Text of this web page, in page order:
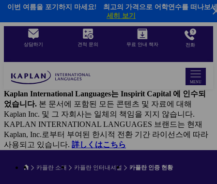
Skip
main
상담하기 견적 문의 무료 안내 책자 전화
MENU
Kaplan International Languages는 Inspirit Capital 에 인수되
었습니다. 본 문서에 포함된 모든 콘텐츠 및 자료에 대해
Kaplan Inc. 및 그 자회사는 일체의 책임을 지지 않습니다.
KAPLAN INTERNATIONAL LANGUAGES 브랜드는 현재
Kaplan, Inc.로부터 부여된 한시적 전환 기간 라이선스에 따라
사용되고 있습니다. 詳しくはこちら
이번 여름을 포기하지 마세요! 최고의 가격으로 어학연수를 떠나보
세히 보기
카플란 소개 카플란 인터내셔널 카플란 인증 현황